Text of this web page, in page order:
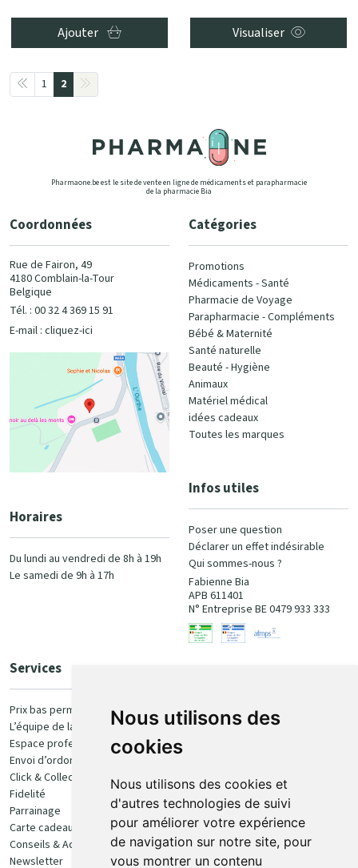
Nous utilisons des
cookies
Nous utilisons des cookies et
d'autres technologies de suivi
pour améliorer votre expérience
de navigation sur notre site, pour
vous montrer un contenu
Ajouter Visualiser
1 2
Pharmaone.be est le site de vente en ligne de médicaments et parapharmacie
de la pharmacie Bia
Coordonnées
Rue de Fairon, 49
4180 Comblain-la-Tour
Belgique
Tél. : 00 32 4 369 15 91
E-mail : cliquez-ici
Horaires
Du lundi au vendredi de 8h à 19h
Le samedi de 9h à 17h
Catégories
Promotions
Médicaments - Santé
Pharmacie de Voyage
Parapharmacie - Compléments
Bébé & Maternité
Santé naturelle
Beauté - Hygiène
Animaux
Matériel médical
idées cadeaux
Toutes les marques
Infos utiles
Poser une question
Déclarer un effet indésirable
Qui sommes-nous ?
Fabienne Bia
APB 611401
N° Entreprise BE 0479 933 333
Services
Prix bas permanent
L’équipe de la pharmacie
Espace professionnel
Envoi d’ordonnance
Click & Collect
Fidelité
Parrainage
Carte cadeau
Conseils & Actualités
Newsletter
100% sécurisé
Retrait et livraison